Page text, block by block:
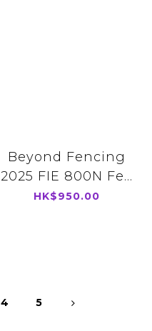
Beyond Fencing
2025 FIE 800N Fe...
HK$950.00
4 5